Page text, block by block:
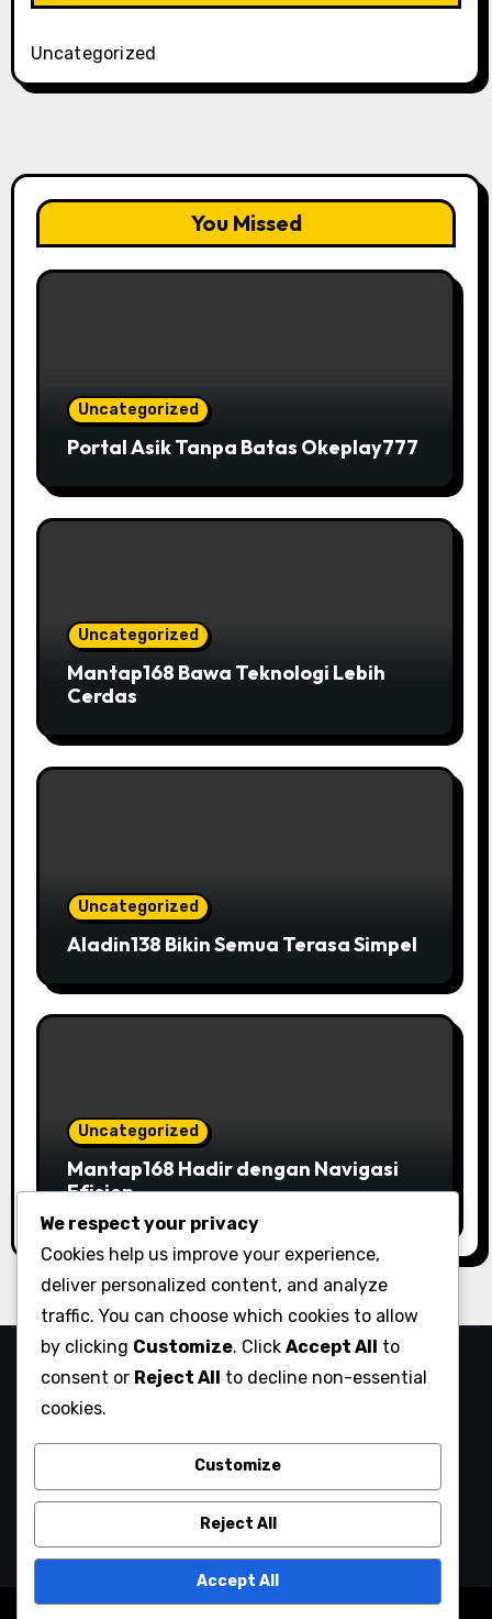
Uncategorized
You Missed
Uncategorized
Portal Asik Tanpa Batas Okeplay777
Uncategorized
Mantap168 Bawa Teknologi Lebih
Cerdas
Uncategorized
Aladin138 Bikin Semua Terasa Simpel
Uncategorized
Mantap168 Hadir dengan Navigasi
Efisien
Serunya Main Game Online,
Saldo Langsung Cair Tanpa
Drama
We respect your privacy
Cookies help us improve your experience,
deliver personalized content, and analyze
traffic. You can choose which cookies to allow
by clicking Customize. Click Accept All to
consent or Reject All to decline non-essential
cookies.
Customize
Reject All
Accept All